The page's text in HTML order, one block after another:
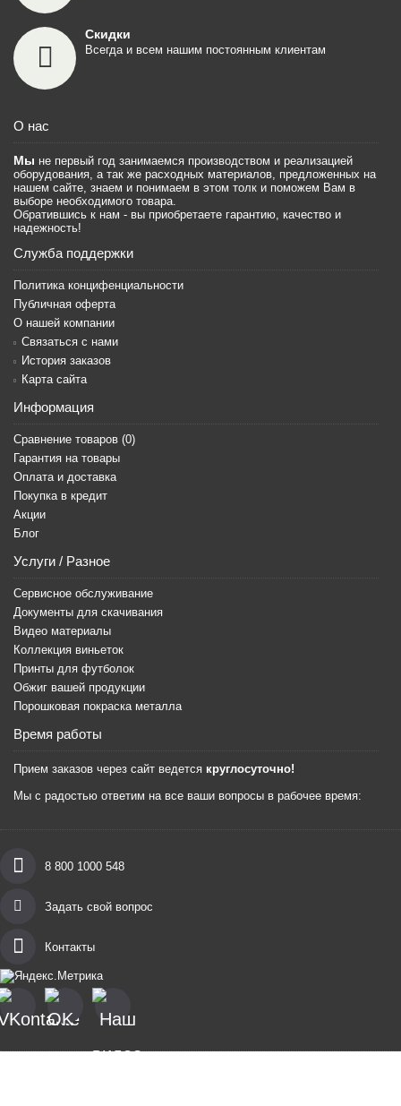
Скидки
Всегда и всем нашим постоянным клиентам
О нас
Мы не первый год занимаемся производством и реализацией
оборудования, а так же расходных материалов, предложенных на
нашем сайте, знаем и понимаем в этом толк и поможем Вам в
выборе необходимого товара.
Обратившись к нам - вы приобретаете гарантию, качество и
надежность!
Служба поддержки
Политика концифенциальности
Публичная оферта
О нашей компании
Связаться с нами
История заказов
Карта сайта
Информация
Сравнение товаров (0)
Гарантия на товары
Оплата и доставка
Покупка в кредит
Акции
Блог
Услуги / Разное
Сервисное обслуживание
Документы для скачивания
Видео материалы
Коллекция виньеток
Принты для футболок
Обжиг вашей продукции
Порошковая покраска металла
Время работы
Прием заказов через сайт ведется круглосуточно!
Мы с радостью ответим на все ваши вопросы в рабочее время:
8 800 1000 548
Задать свой вопрос
Контакты